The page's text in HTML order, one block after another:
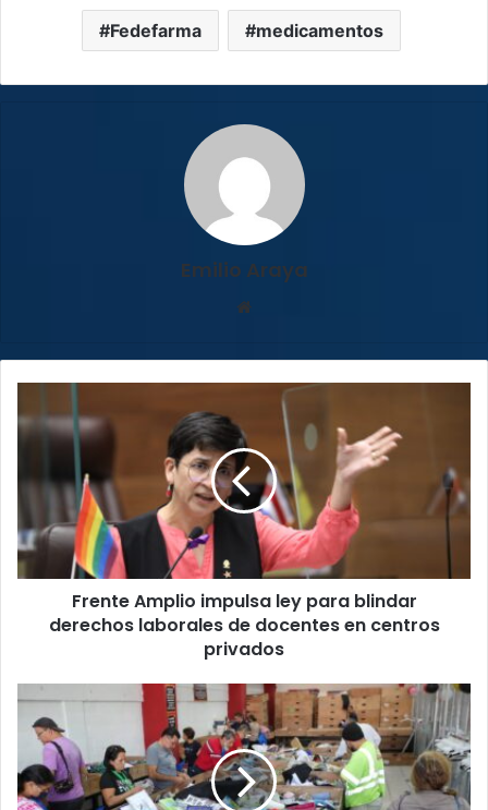
Fedefarma medicamentos
Emilio Araya
Amplio
impulsa
para
derechos
laborales
de
docentesFrente Amplio impulsa ley para blindar
derechos laborales de docentes en centros
privados
MEIC
alerta
sobre
irregularidades
en